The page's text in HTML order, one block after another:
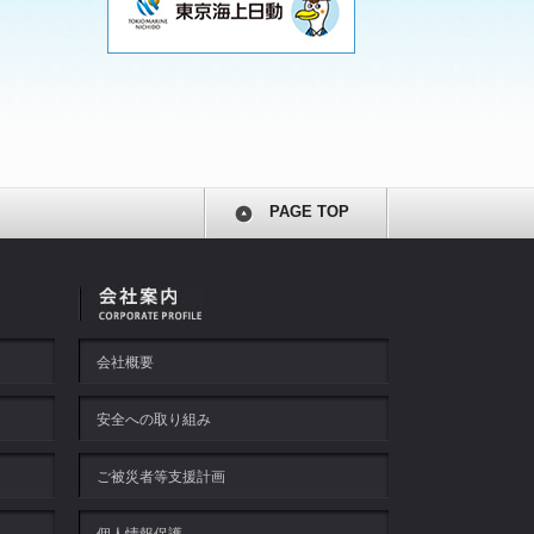
PAGE TOP
会社概要
安全への取り組み
ご被災者等支援計画